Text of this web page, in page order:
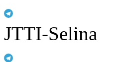
JTTI-Selina